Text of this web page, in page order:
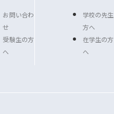
お問い合わ
せ
受験生の方
へ
学校の先生
方へ
在学生の方
へ